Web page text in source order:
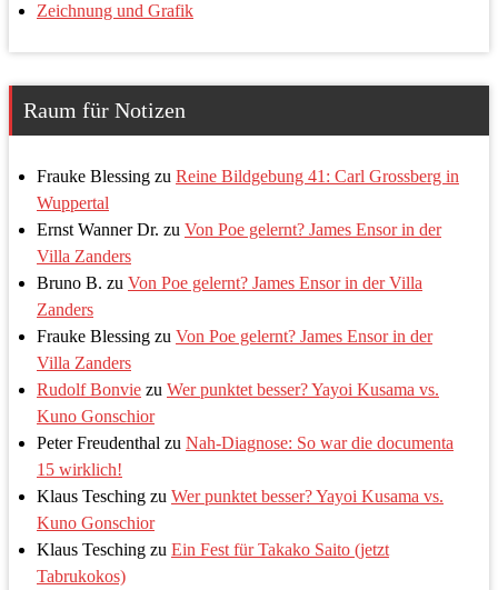
Zeichnung und Grafik
Raum für Notizen
Frauke Blessing zu Reine Bildgebung 41: Carl Grossberg in
Wuppertal
Ernst Wanner Dr. zu Von Poe gelernt? James Ensor in der
Villa Zanders
Bruno B. zu Von Poe gelernt? James Ensor in der Villa
Zanders
Frauke Blessing zu Von Poe gelernt? James Ensor in der
Villa Zanders
Rudolf Bonvie zu Wer punktet besser? Yayoi Kusama vs.
Kuno Gonschior
Peter Freudenthal zu Nah-Diagnose: So war die documenta
15 wirklich!
Klaus Tesching zu Wer punktet besser? Yayoi Kusama vs.
Kuno Gonschior
Klaus Tesching zu Ein Fest für Takako Saito (jetzt
Tabrukokos)